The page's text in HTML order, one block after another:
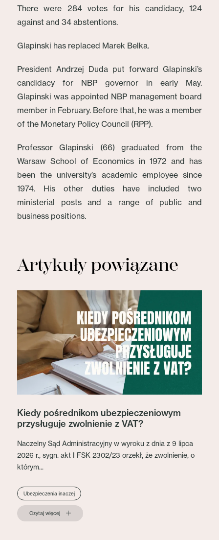
There were 284 votes for his candidacy, 124
against and 34 abstentions.
Glapinski has replaced Marek Belka.
President Andrzej Duda put forward Glapinski’s
candidacy for NBP governor in early May.
Glapinski was appointed NBP management board
member in February. Before that, he was a member
of the Monetary Policy Council (RPP).
Professor Glapinski (66) graduated from the
Warsaw School of Economics in 1972 and has
been the university’s academic employee since
1974. His other duties have included two
ministerial posts and a range of public and
business positions.
Artykuły powiązane
Kiedy pośrednikom ubezpieczeniowym
przysługuje zwolnienie z VAT?
Naczelny Sąd Administracyjny w wyroku z dnia z 9 lipca
2026 r., sygn. akt I FSK 2302/23 orzekł, że zwolnienie, o
którym...
Ubezpieczenia inaczej
Czytaj więcej